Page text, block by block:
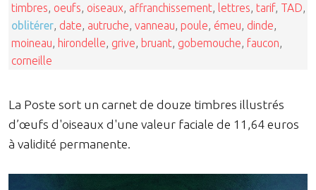
timbres oeufs oiseaux affranchissement lettres tarif, TAD
oblitérer date autruche vanneau poule émeu dinde
moineau
hirondelle grive bruant gobemouche faucon
corneille
La Poste sort un carnet de douze timbres illustrés
d’œufs d'oiseaux d'une valeur faciale de 11,64 euros
à validité permanente.